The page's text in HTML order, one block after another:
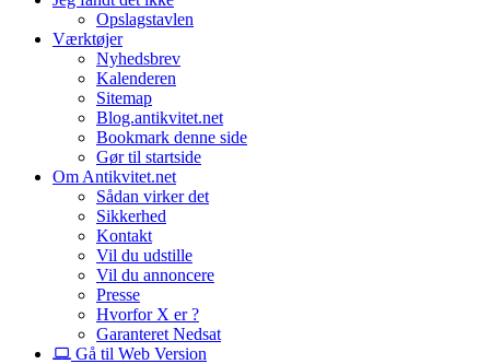
Opslagstavlen
Værktøjer
Nyhedsbrev
Kalenderen
Sitemap
Blog.antikvitet.net
Bookmark denne side
Gør til startside
Om Antikvitet.net
Sådan virker det
Sikkerhed
Kontakt
Vil du udstille
Vil du annoncere
Presse
Hvorfor X er ?
Garanteret Nedsat
Gå til Web Version